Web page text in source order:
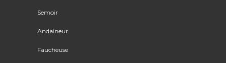
Semoir
Andaineur
Faucheuse